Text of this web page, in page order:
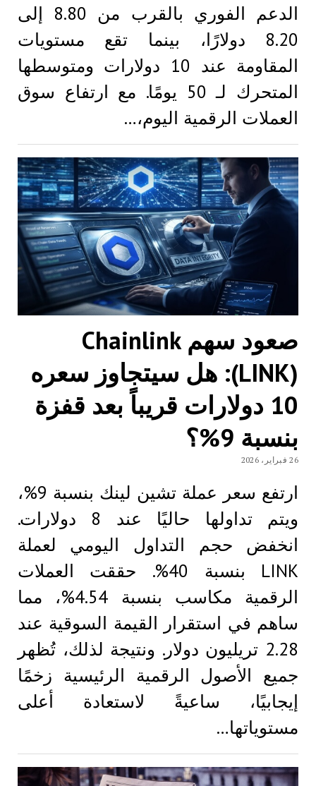
الدعم الفوري بالقرب من 8.80 إلى
8.20 دولارًا، بينما تقع مستويات
المقاومة عند 10 دولارات ومتوسطها
المتحرك لـ 50 يومًا. مع ارتفاع سوق
العملات الرقمية اليوم،…
صعود سهم Chainlink
(LINK): هل سيتجاوز سعره
10 دولارات قريباً بعد قفزة
بنسبة 9%؟
26 فبراير، 2026
ارتفع سعر عملة تشين لينك بنسبة 9%،
ويتم تداولها حاليًا عند 8 دولارات.
انخفض حجم التداول اليومي لعملة
LINK بنسبة 40%. حققت العملات
الرقمية مكاسب بنسبة 4.54%، مما
ساهم في استقرار القيمة السوقية عند
2.28 تريليون دولار. ونتيجة لذلك، تُظهر
جميع الأصول الرقمية الرئيسية زخمًا
إيجابيًا، ساعيةً لاستعادة أعلى
مستوياتها…